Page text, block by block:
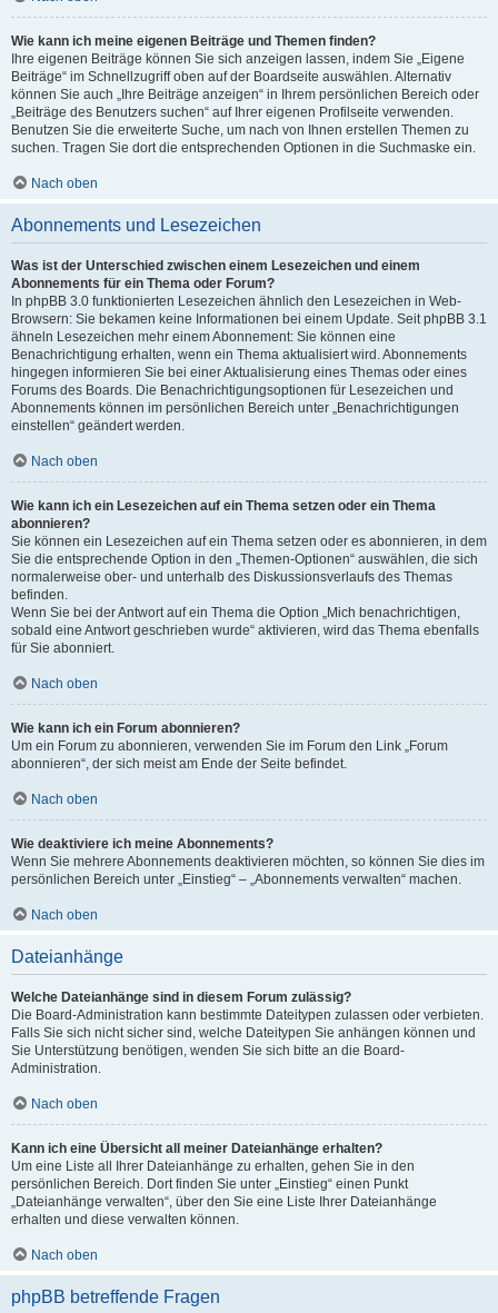
Wie kann ich meine eigenen Beiträge und Themen finden?
Ihre eigenen Beiträge können Sie sich anzeigen lassen, indem Sie „Eigene
Beiträge“ im Schnellzugriff oben auf der Boardseite auswählen. Alternativ
können Sie auch „Ihre Beiträge anzeigen“ in Ihrem persönlichen Bereich oder
„Beiträge des Benutzers suchen“ auf Ihrer eigenen Profilseite verwenden.
Benutzen Sie die erweiterte Suche, um nach von Ihnen erstellen Themen zu
suchen. Tragen Sie dort die entsprechenden Optionen in die Suchmaske ein.
Nach oben
Abonnements und Lesezeichen
Was ist der Unterschied zwischen einem Lesezeichen und einem
Abonnements für ein Thema oder Forum?
In phpBB 3.0 funktionierten Lesezeichen ähnlich den Lesezeichen in Web-
Browsern: Sie bekamen keine Informationen bei einem Update. Seit phpBB 3.1
ähneln Lesezeichen mehr einem Abonnement: Sie können eine
Benachrichtigung erhalten, wenn ein Thema aktualisiert wird. Abonnements
hingegen informieren Sie bei einer Aktualisierung eines Themas oder eines
Forums des Boards. Die Benachrichtigungsoptionen für Lesezeichen und
Abonnements können im persönlichen Bereich unter „Benachrichtigungen
einstellen“ geändert werden.
Nach oben
Wie kann ich ein Lesezeichen auf ein Thema setzen oder ein Thema
abonnieren?
Sie können ein Lesezeichen auf ein Thema setzen oder es abonnieren, in dem
Sie die entsprechende Option in den „Themen-Optionen“ auswählen, die sich
normalerweise ober- und unterhalb des Diskussionsverlaufs des Themas
befinden.
Wenn Sie bei der Antwort auf ein Thema die Option „Mich benachrichtigen,
sobald eine Antwort geschrieben wurde“ aktivieren, wird das Thema ebenfalls
für Sie abonniert.
Nach oben
Wie kann ich ein Forum abonnieren?
Um ein Forum zu abonnieren, verwenden Sie im Forum den Link „Forum
abonnieren“, der sich meist am Ende der Seite befindet.
Nach oben
Wie deaktiviere ich meine Abonnements?
Wenn Sie mehrere Abonnements deaktivieren möchten, so können Sie dies im
persönlichen Bereich unter „Einstieg“ – „Abonnements verwalten“ machen.
Nach oben
Dateianhänge
Welche Dateianhänge sind in diesem Forum zulässig?
Die Board-Administration kann bestimmte Dateitypen zulassen oder verbieten.
Falls Sie sich nicht sicher sind, welche Dateitypen Sie anhängen können und
Sie Unterstützung benötigen, wenden Sie sich bitte an die Board-
Administration.
Nach oben
Kann ich eine Übersicht all meiner Dateianhänge erhalten?
Um eine Liste all Ihrer Dateianhänge zu erhalten, gehen Sie in den
persönlichen Bereich. Dort finden Sie unter „Einstieg“ einen Punkt
„Dateianhänge verwalten“, über den Sie eine Liste Ihrer Dateianhänge
erhalten und diese verwalten können.
Nach oben
phpBB betreffende Fragen